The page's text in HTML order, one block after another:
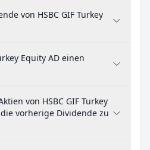
von HSBC GIF Turkey
Equity AD einen
von HSBC GIF Turkey
vorherige Dividende zu